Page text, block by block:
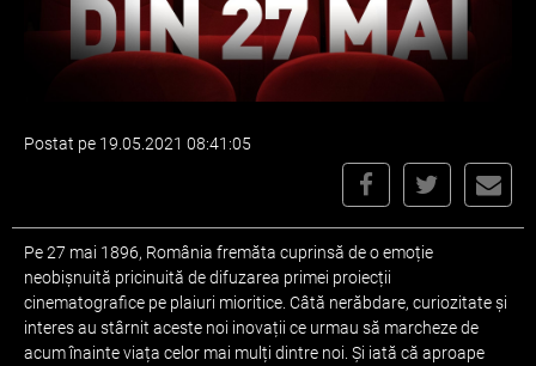
Postat pe 19.05.2021 08:41:05
Pe 27 mai 1896, România fremăta cuprinsă de o emoție
neobișnuită pricinuită de difuzarea primei proiecții
cinematografice pe plaiuri mioritice. Câtă nerăbdare, curiozitate și
interes au stârnit aceste noi inovații ce urmau să marcheze de
acum înainte viața celor mai mulți dintre noi. Și iată că aproape